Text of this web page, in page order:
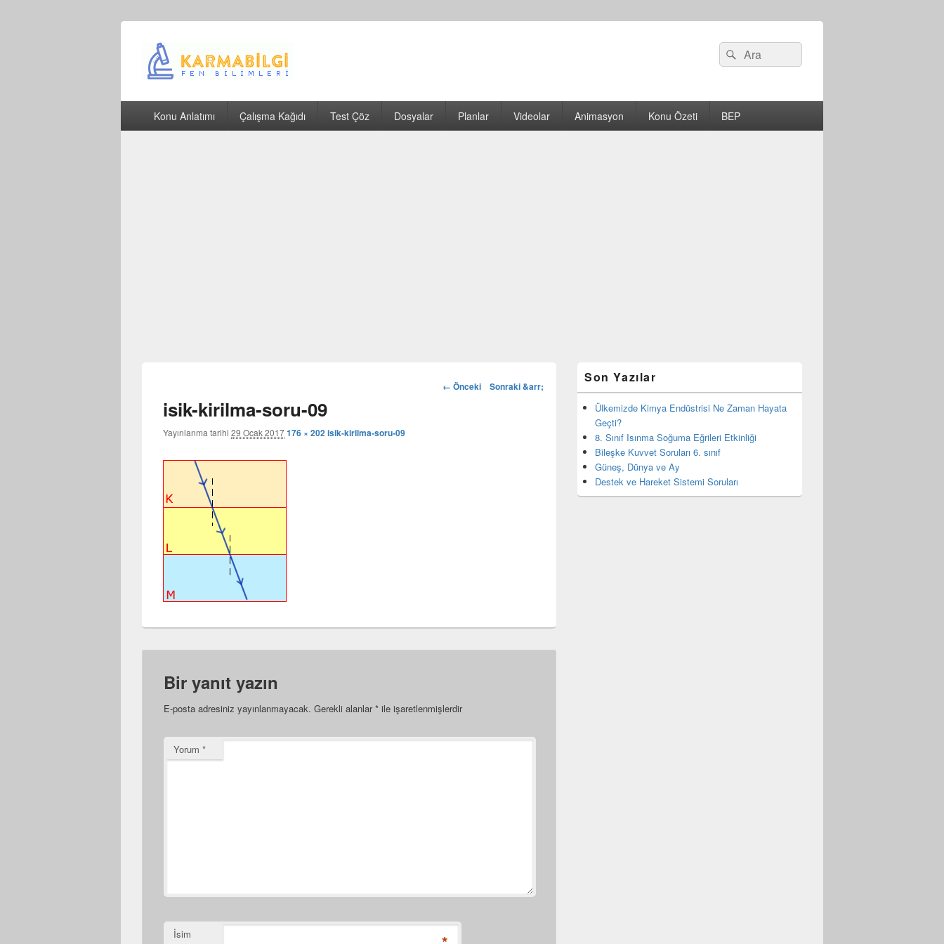
Search
for:
Ara
Konu Anlatımı Çalışma Kağıdı Test Çöz Dosyalar Planlar Videolar Animasyon Konu Özeti BEP
Görsel
← Önceki Sonraki &arr;
isik-kirilma-soru-09
Yayınlanma tarihi 29 Ocak 2017176 × 202isik-kirilma-soru-09
Bir yanıt yazın
E-posta adresiniz yayınlanmayacak. Gerekli alanlar* ile işaretlenmişlerdir
Yorum *
İsim
yan
bar
eklenti
bölgesi
Son Yazılar
Ülkemizde Kimya Endüstrisi Ne Zaman Hayata
Geçti?
8. Sınıf Isınma Soğuma Eğrileri Etkinliği
Bileşke Kuvvet Soruları 6. sınıf
Güneş, Dünya ve Ay
Destek ve Hareket Sistemi Soruları